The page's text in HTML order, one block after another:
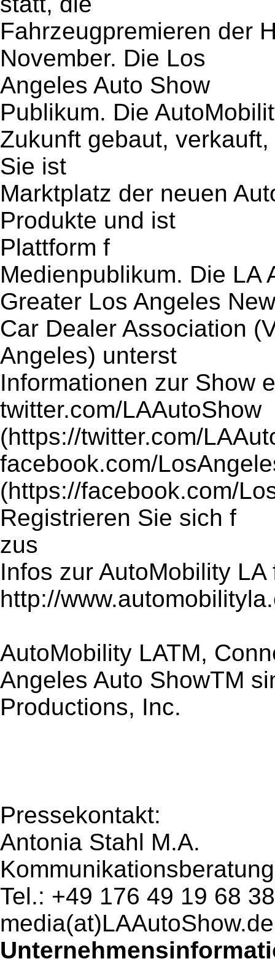
Fahrzeugpremieren der
November. Die Los
Angeles Auto Show
Publikum. Die
Zukunft gebaut,
Sie ist
Marktplatz der neuen
Produkte und ist
Plattform f
Medienpublikum. Die LA
Greater Los Angeles New
Car Dealer Association
Angeles) unterst
Informationen zur Show
twitter.com/LAAutoShow
(https://twitter.com/
facebook.com/
(https://facebook.com/
Registrieren Sie sich f
zus
Infos zur AutoMobility
http://
AutoMobility LATM,
Angeles Auto ShowTM
Productions, Inc.
Pressekontakt:
Antonia Stahl M.A.
Kommunikationsberatung
Tel.: +49 176 49 19 68 38
media(at)LAAutoShow.de